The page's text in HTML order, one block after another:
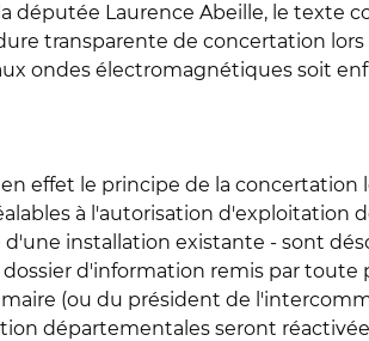
députée Laurence Abeille, le texte
transparente de concertation
ondes électromagnétiques soit
effet le principe de la
à l'autorisation d'exploitation
installation existante - sont
dossier d'information remis par
(ou du président de
départementales seront